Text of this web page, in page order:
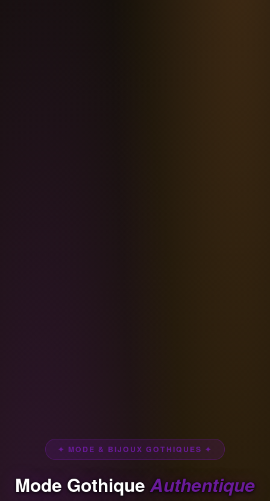
✦ MODE & BIJOUX GOTHIQUES ✦
Mode Gothique Authentique